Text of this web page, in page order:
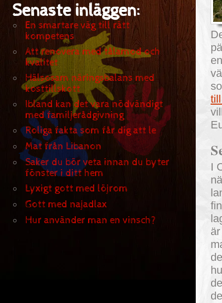
Senaste inläggen:
En smartare väg till rätt
kompetens
Att renovera med tålamod och
kvalitet
Hälsosam näringsbalans med
kosttillskott
Ibland kan det vara nödvändigt
med familjerådgivning
Roliga fakta som får dig att le
Mat från Libanon
Saker du bör veta innan du byter
fönster i ditt hem
Lyxigt gott med löjrom
Gott med najadlax
Hur använder man en vinsch?
I